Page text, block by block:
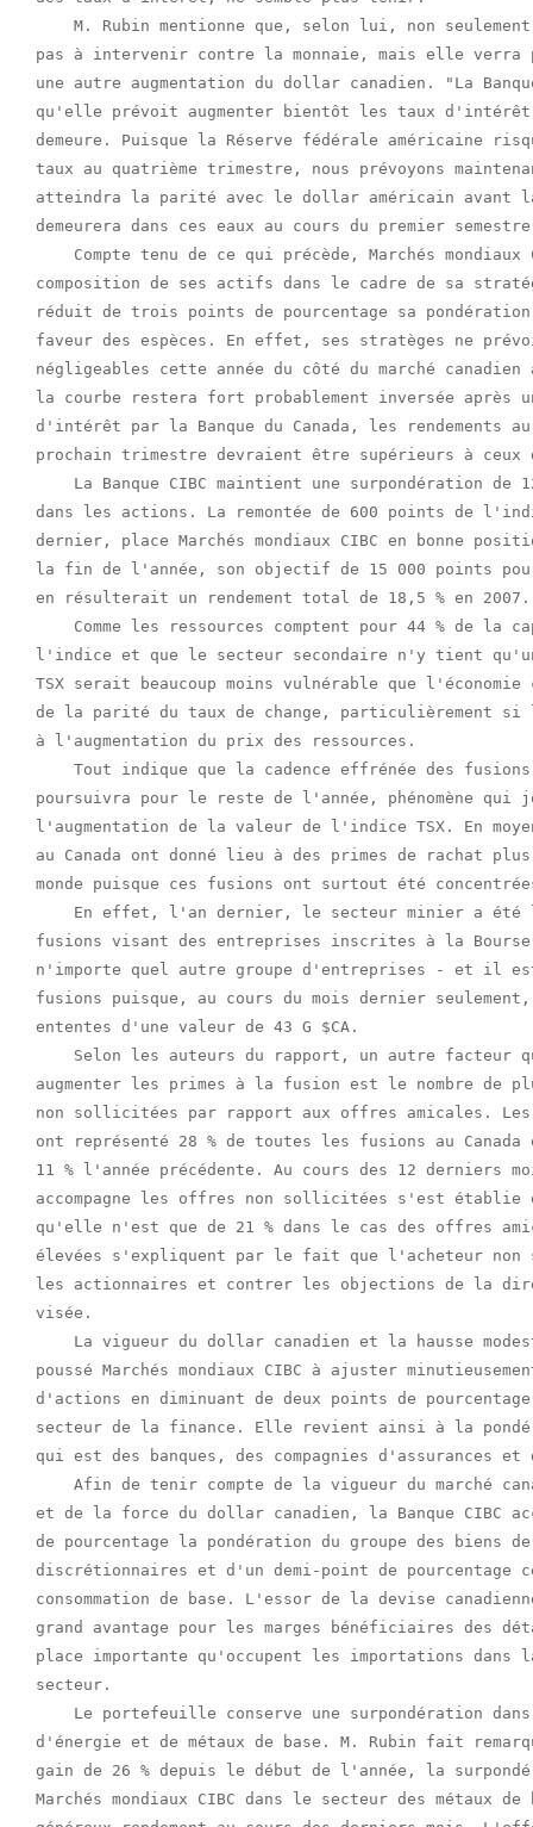
M. Rubin mentionne que, selon lui, non
pas à intervenir contre la monnaie, mais elle verra
une autre augmentation du dollar canadien. "La
qu'elle prévoit augmenter bientôt les taux d'intérêt.
demeure. Puisque la Réserve fédérale américaine
taux au quatrième trimestre, nous prévoyons
atteindra la parité avec le dollar américain
demeurera dans ces eaux au cours du premier
Compte tenu de ce qui précède, Marchés mondiaux
composition de ses actifs dans le cadre de sa
réduit de trois points de pourcentage sa
faveur des espèces. En effet, ses stratèges ne
négligeables cette année du côté du marché
la courbe restera fort probablement inversée après
d'intérêt par la Banque du Canada, les rendements
prochain trimestre devraient être supérieurs à ceux
La Banque CIBC maintient une surpondération de
dans les actions. La remontée de 600 points de
dernier, place Marchés mondiaux CIBC en bonne
la fin de l'année, son objectif de 15 000 points
en résulterait un rendement total de 18,5 % en 2007.
Comme les ressources comptent pour 44 % de la
l'indice et que le secteur secondaire n'y tient
TSX serait beaucoup moins vulnérable que l'économie
de la parité du taux de change, particulièrement
à l'augmentation du prix des ressources.
Tout indique que la cadence effrénée des
poursuivra pour le reste de l'année, phénomène qui
l'augmentation de la valeur de l'indice TSX. En
au Canada ont donné lieu à des primes de rachat
monde puisque ces fusions ont surtout été
En effet, l'an dernier, le secteur minier a été
fusions visant des entreprises inscrites à la
n'importe quel autre groupe d'entreprises - et il
fusions puisque, au cours du mois dernier
ententes d'une valeur de 43 G $CA.
Selon les auteurs du rapport, un autre facteur
augmenter les primes à la fusion est le nombre de
non sollicitées par rapport aux offres amicales.
ont représenté 28 % de toutes les fusions au Canada
11 % l'année précédente. Au cours des 12 derniers
accompagne les offres non sollicitées s'est établie
qu'elle n'est que de 21 % dans le cas des offres
élevées s'expliquent par le fait que l'acheteur
les actionnaires et contrer les objections de la
visée.
La vigueur du dollar canadien et la hausse
poussé Marchés mondiaux CIBC à ajuster
d'actions en diminuant de deux points de
secteur de la finance. Elle revient ainsi à la
qui est des banques, des compagnies d'assurances et
Afin de tenir compte de la vigueur du marché
et de la force du dollar canadien, la Banque CIBC
de pourcentage la pondération du groupe des biens de
discrétionnaires et d'un demi-point de pourcentage
consommation de base. L'essor de la devise
grand avantage pour les marges bénéficiaires des
place importante qu'occupent les importations dans
secteur.
Le portefeuille conserve une surpondération
d'énergie et de métaux de base. M. Rubin fait
gain de 26 % depuis le début de l'année, la
Marchés mondiaux CIBC dans le secteur des métaux